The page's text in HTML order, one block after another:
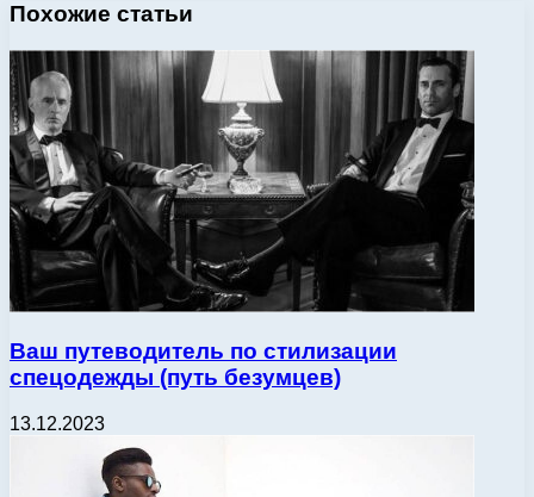
Похожие статьи
Ваш путеводитель по стилизации
спецодежды (путь безумцев)
13.12.2023